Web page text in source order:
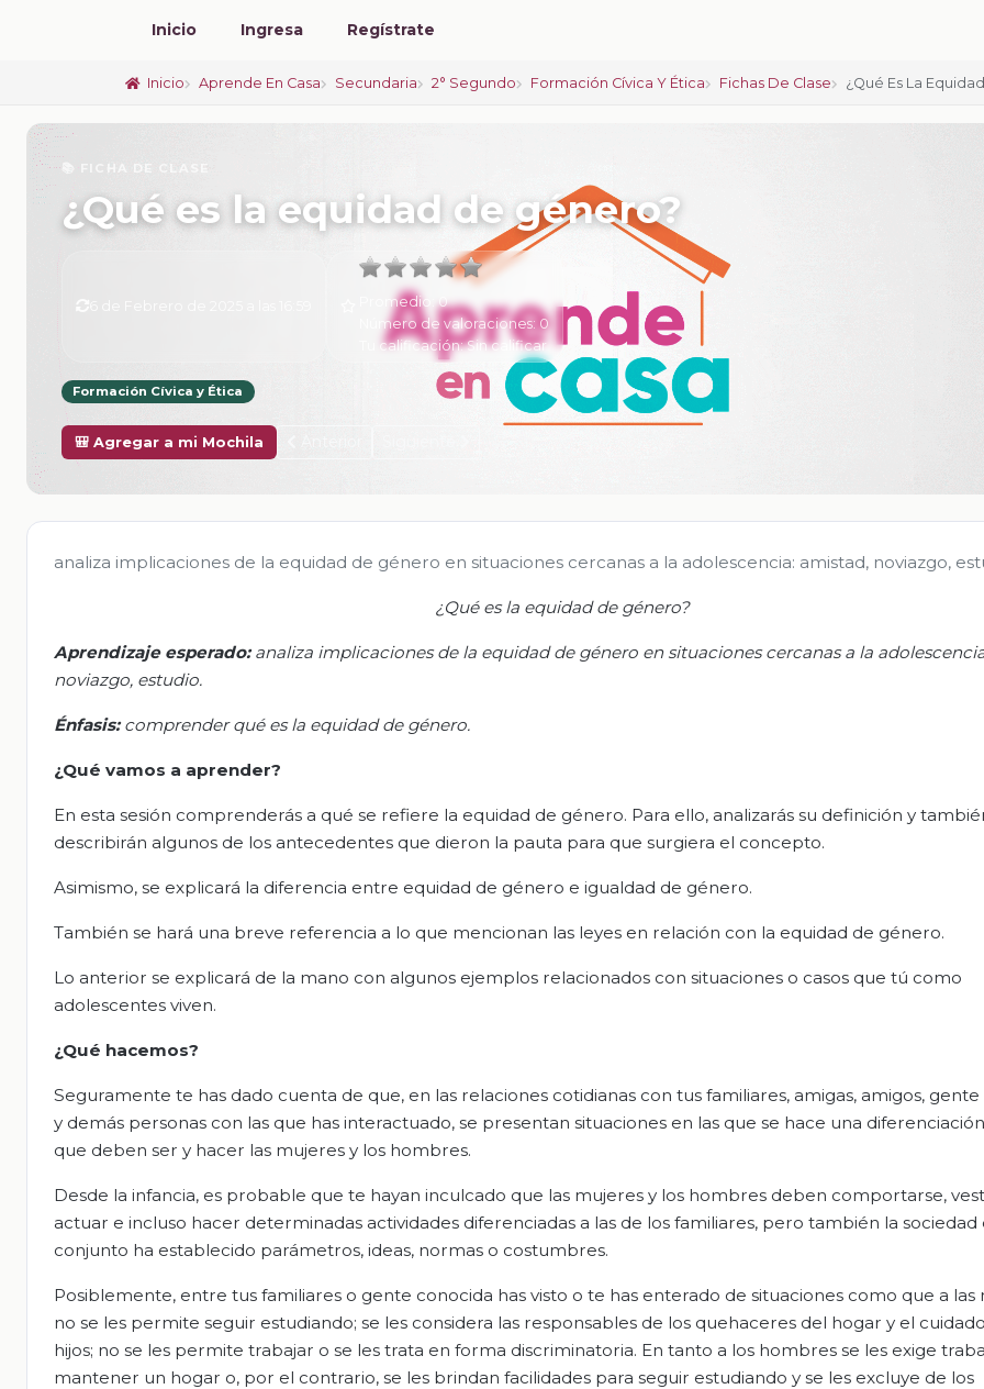
Inicio Ingresa Regístrate
Inicio Aprende En Casa Secundaria 2° Segundo Formación Cívica Y Ética Fichas De Clase ¿Qué Es La
📚 FICHA DE CLASE
¿Qué es la equidad de género?
Promedio:0
Número de valoraciones: 0
Tu calificación:Sin calificar
Formación Cívica y Ética
🎒 Agregar a mi Mochila
analiza implicaciones de la equidad de género en situaciones cercanas a la adolescencia: amistad, noviazgo,
¿Qué es la equidad de género?
Aprendizaje esperado:analiza implicaciones de la equidad de género en situaciones cercanas a la
noviazgo, estudio.
Énfasis:comprender qué es la equidad de género.
¿Qué vamos a aprender?
En esta sesión comprenderás a qué se refiere la equidad de género. Para ello, analizarás su definición y
describirán algunos de los antecedentes que dieron la pauta para que surgiera el concepto.
Asimismo, se explicará la diferencia entre equidad de género e igualdad de género.
También se hará una breve referencia a lo que mencionan las leyes en relación con la equidad de género.
Lo anterior se explicará de la mano con algunos ejemplos relacionados con situaciones o casos que tú como
adolescentes viven.
¿Qué hacemos?
Seguramente te has dado cuenta de que, en las relaciones cotidianas con tus familiares, amigas, amigos,
y demás personas con las que has interactuado, se presentan situaciones en las que se hace una
que deben ser y hacer las mujeres y los hombres.
Desde la infancia, es probable que te hayan inculcado que las mujeres y los hombres deben comportarse,
actuar e incluso hacer determinadas actividades diferenciadas a las de los familiares, pero también la sociedad
conjunto ha establecido parámetros, ideas, normas o costumbres.
Posiblemente, entre tus familiares o gente conocida has visto o te has enterado de situaciones como que a las
no se les permite seguir estudiando; se les considera las responsables de los quehaceres del hogar y el
hijos; no se les permite trabajar o se les trata en forma discriminatoria. En tanto a los hombres se les exige
mantener un hogar o, por el contrario, se les brindan facilidades para seguir estudiando y se les excluye de los